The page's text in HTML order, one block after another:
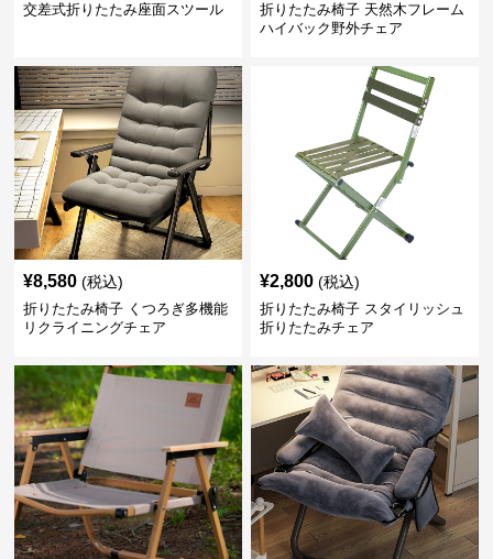
交差式折りたたみ座面スツール
折りたたみ椅子 天然木フレーム
ハイバック野外チェア
¥8,580 (税込)
折りたたみ椅子 くつろぎ多機能
リクライニングチェア
¥2,800 (税込)
折りたたみ椅子 スタイリッシュ
折りたたみチェア